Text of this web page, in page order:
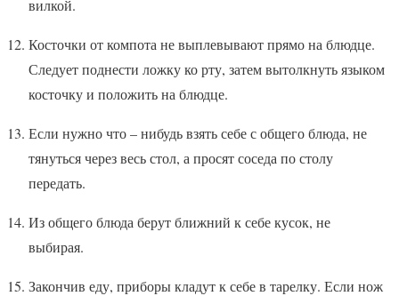
вилкой.
Косточки от компота не выплевывают прямо на блюдце.
Следует поднести ложку ко рту, затем вытолкнуть языком
косточку и положить на блюдце.
Если нужно что – нибудь взять себе с общего блюда, не
тянуться через весь стол, а просят соседа по столу
передать.
Из общего блюда берут ближний к себе кусок, не
выбирая.
Закончив еду, приборы кладут к себе в тарелку. Если нож